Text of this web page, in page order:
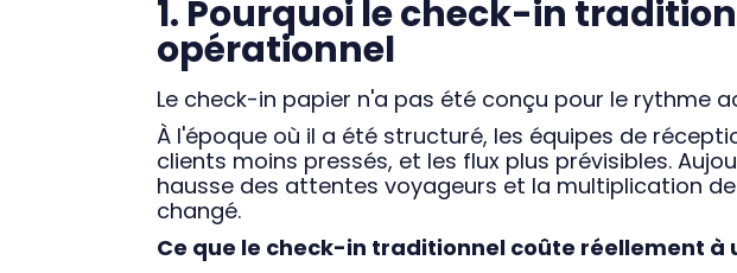
1. Pourquoi le check-in
opérationnel
Le check-in papier n'a pas été conçu pour le rythme
À l'époque où il a été structuré, les équipes de
clients moins pressés, et les flux plus prévisibles.
hausse des attentes voyageurs et la multiplication
changé.
Ce que le check-in traditionnel coûte réellement à